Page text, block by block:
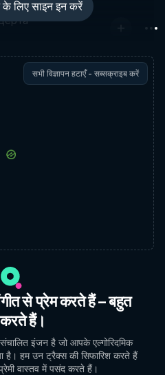
के लिए साइन इन करें
सभी विज्ञापन हटाएँ - सब्सक्राइब करें
से प्रेम करते हैं – बहुत
हैं।
इंजन है जो आपके एल्गोरिदमिक
है। हम उन ट्रैक्स की सिफारिश करते हैं
वास्तव में पसंद करते हैं।